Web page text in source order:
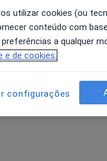
Dom,
9 Ago 10 Ago
utilizar cookies (ou
conteúdo com
a qualquer
e de cookies.
configurações